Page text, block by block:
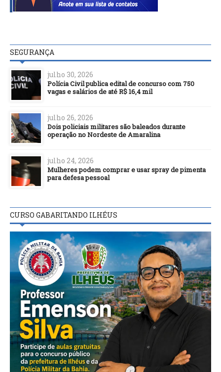
SEGURANÇA
julho 30, 2026
Polícia Civil publica edital de concurso com 750
vagas e salários de até R$ 16,4 mil
julho 26, 2026
Dois policiais militares são baleados durante
operação no Nordeste de Amaralina
julho 24, 2026
Mulheres podem comprar e usar spray de pimenta
para defesa pessoal
CURSO GABARITANDO ILHÉUS